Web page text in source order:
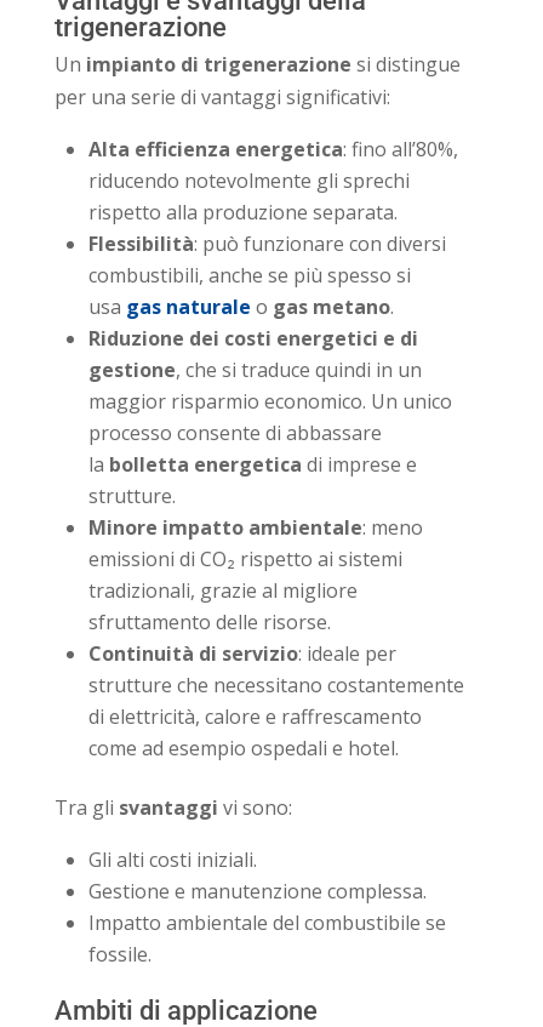
trigenerazione
Un impianto di trigenerazione si distingue
per una serie di vantaggi significativi:
Alta efficienza energetica: fino all’80%,
riducendo notevolmente gli sprechi
rispetto alla produzione separata.
Flessibilità: può funzionare con diversi
combustibili, anche se più spesso si
usa gas naturale o gas metano.
Riduzione dei costi energetici e di
gestione, che si traduce quindi in un
maggior risparmio economico. Un unico
processo consente di abbassare
la bolletta energetica di imprese e
strutture.
Minore impatto ambientale: meno
emissioni di CO₂ rispetto ai sistemi
tradizionali, grazie al migliore
sfruttamento delle risorse.
Continuità di servizio: ideale per
strutture che necessitano costantemente
di elettricità, calore e raffrescamento
come ad esempio ospedali e hotel.
Tra gli svantaggi vi sono:
Gli alti costi iniziali.
Gestione e manutenzione complessa.
Impatto ambientale del combustibile se
fossile.
Ambiti di applicazione